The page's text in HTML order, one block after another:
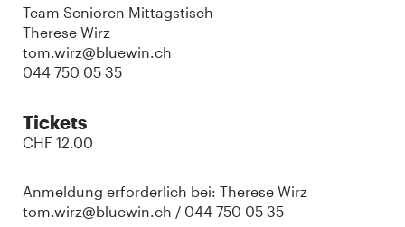
Team Senioren Mittagstisch
Therese Wirz
tom.wirz@bluewin.ch
044 750 05 35
Tickets
CHF 12.00
Anmeldung erforderlich bei: Therese Wirz
tom.wirz@bluewin.ch / 044 750 05 35